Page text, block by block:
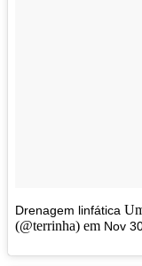
Drenagem linfática
(@terrinha) em Nov